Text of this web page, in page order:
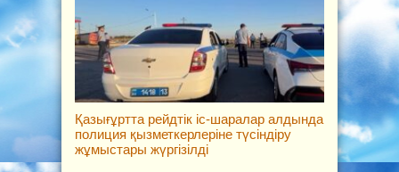
Қазығұртта рейдтік іс-шаралар алдында
полиция қызметкерлеріне түсіндіру
жұмыстары жүргізілді